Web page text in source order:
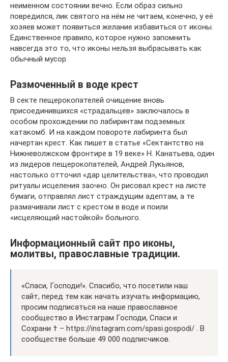
неименном состоянии вечно. Если образ сильно
повредился, лик святого на нём не читаем, конечно, у её
хозяев может появиться желание избавиться от иконы.
Единственное правило, которое нужно запомнить
навсегда это то, что иконы нельзя выбрасывать как
обычный мусор.
Размоченный в воде крест
В секте пещерокопателей очищение вновь
присоединившихся «страдальцев» заключалось в
особом прохождении по лабиринтам подземных
катакомб. И на каждом повороте лабиринта был
начертан крест. Как пишет в статье «Сектантство на
Нижневолжском фронтире в 19 веке» Н. Канатьева, один
из лидеров пещерокопателей, Андрей Лукьянов,
настолько отточил «дар целительства», что проводил
ритуалы исцеления заочно. Он рисовал крест на листе
бумаги, отправлял лист страждущим адептам, а те
размачивали лист с крестом в воде и поили
«исцеляющий настойкой» больного.
Информационный сайт про иконы,
молитвы, православные традиции.
«Спаси, Господи!». Спасибо, что посетили наш
сайт, перед тем как начать изучать информацию,
просим подписаться на наше православное
сообщество в Инстаграм Господи, Спаси и
Сохрани † – https://instagram.com/spasi.gospodi/ . В
сообществе больше 49 000 подписчиков.